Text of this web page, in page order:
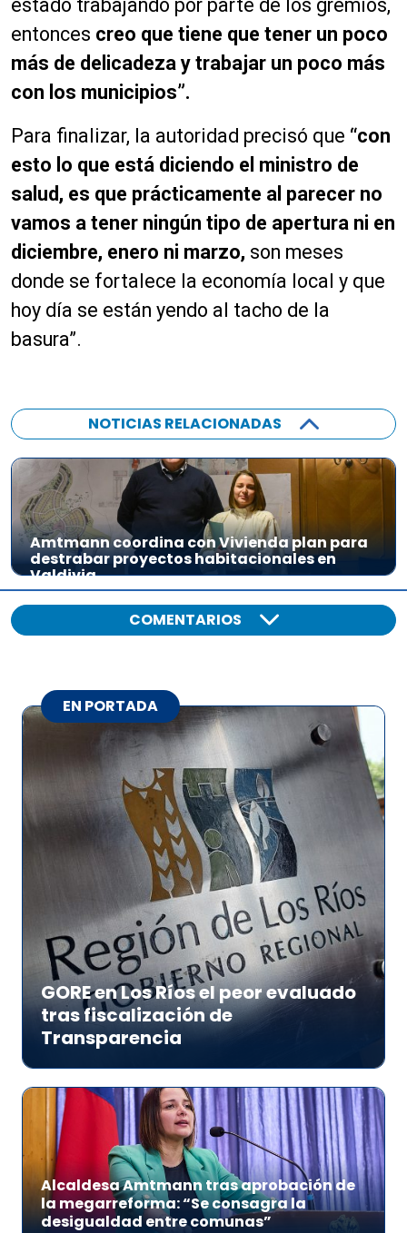
estado trabajando por parte de los gremios,
entonces creo que tiene que tener un poco
más de delicadeza y trabajar un poco más
con los municipios”.
Para finalizar, la autoridad precisó que “con
esto lo que está diciendo el ministro de
salud, es que prácticamente al parecer no
vamos a tener ningún tipo de apertura ni en
diciembre, enero ni marzo, son meses
donde se fortalece la economía local y que
hoy día se están yendo al tacho de la
basura”.
NOTICIAS RELACIONADAS
Amtmann coordina con Vivienda plan para
destrabar proyectos habitacionales en
Valdivia
COMENTARIOS
EN PORTADA
GORE en Los Ríos el peor evaluado
tras fiscalización de
Transparencia
Alcaldesa Amtmann tras aprobación de
la megarreforma: “Se consagra la
desigualdad entre comunas”